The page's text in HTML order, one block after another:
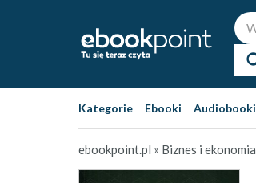
Kategorie Ebooki Audiobooki
ebookpoint.pl » Biznes i ekonomia